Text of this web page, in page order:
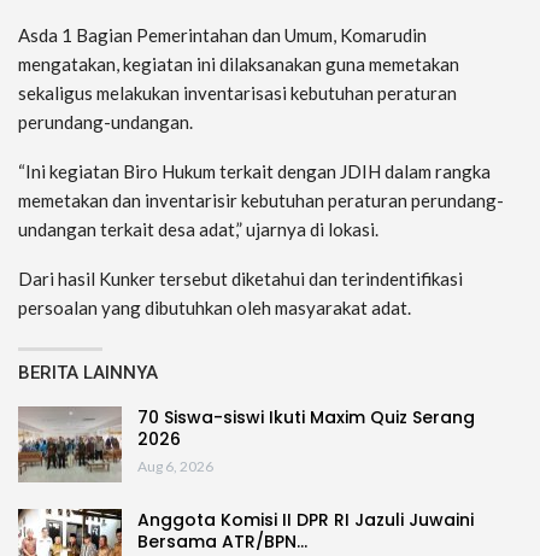
Asda 1 Bagian Pemerintahan dan Umum, Komarudin
mengatakan, kegiatan ini dilaksanakan guna memetakan
sekaligus melakukan inventarisasi kebutuhan peraturan
perundang-undangan.
“Ini kegiatan Biro Hukum terkait dengan JDIH dalam rangka
memetakan dan inventarisir kebutuhan peraturan perundang-
undangan terkait desa adat,” ujarnya di lokasi.
Dari hasil Kunker tersebut diketahui dan terindentifikasi
persoalan yang dibutuhkan oleh masyarakat adat.
BERITA LAINNYA
70 Siswa-siswi Ikuti Maxim Quiz Serang
2026
Aug 6, 2026
Anggota Komisi II DPR RI Jazuli Juwaini
Bersama ATR/BPN…